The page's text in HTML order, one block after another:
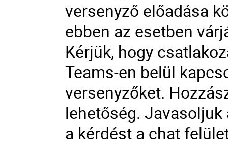
versenyző előadása
ebben az esetben
Kérjük, hogy
Teams-en belül
versenyzőket.
lehetőség.
a kérdést a chat